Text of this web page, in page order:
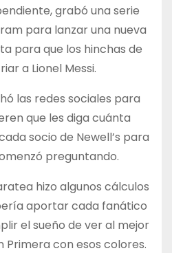
grabó una serie
para lanzar una nueva
para que los hinchas de
a Lionel Messi.
las redes sociales para
que les diga cuánta
socio de Newell’s para
preguntando.
hizo algunos cálculos
aportar cada fanático
el sueño de ver al mejor
Primera con esos colores.